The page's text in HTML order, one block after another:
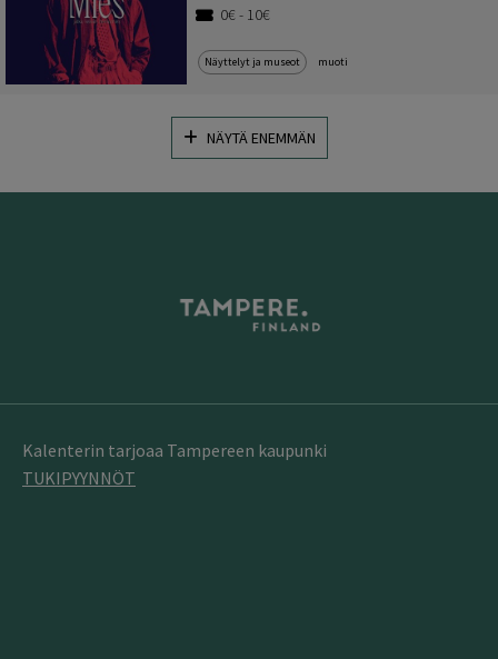
0€ - 10€
Näyttelyt ja museot muoti
NÄYTÄ ENEMMÄN
Kalenterin tarjoaa Tampereen kaupunki
TUKIPYYNNÖT